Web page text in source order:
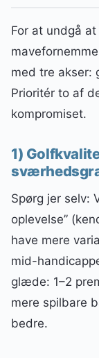
For at undgå
med tre akser:
Prioritér to af
kompromiset.
1)
Spørg jer selv:
oplevelse”
have mere
mid-
glæde: 1–2
mere spilbare
bedre.